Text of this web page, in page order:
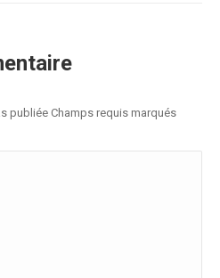
publiée Champs requis marqués